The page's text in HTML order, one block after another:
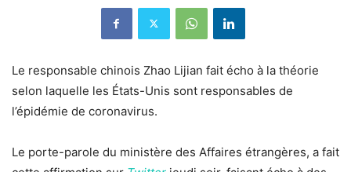
Le responsable chinois Zhao Lijian fait écho à la théorie
selon laquelle les États-Unis sont responsables de
l’épidémie de coronavirus.
Le porte-parole du ministère des Affaires étrangères, a fait